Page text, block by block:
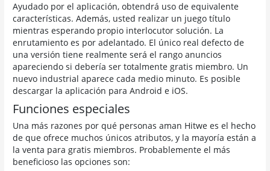
Ayudado por el aplicación, obtendrá uso de equivalente
características. Además, usted realizar un juego título
mientras esperando propio interlocutor solución. La
enrutamiento es por adelantado. El único real defecto de
una versión tiene realmente será el rango anuncios
apareciendo si debería ser totalmente gratis miembro. Un
nuevo industrial aparece cada medio minuto. Es posible
descargar la aplicación para Android e iOS.
Funciones especiales
Una más razones por qué personas aman Hitwe es el hecho
de que ofrece muchos únicos atributos, y la mayoría están a
la venta para gratis miembros. Probablemente el más
beneficioso las opciones son: